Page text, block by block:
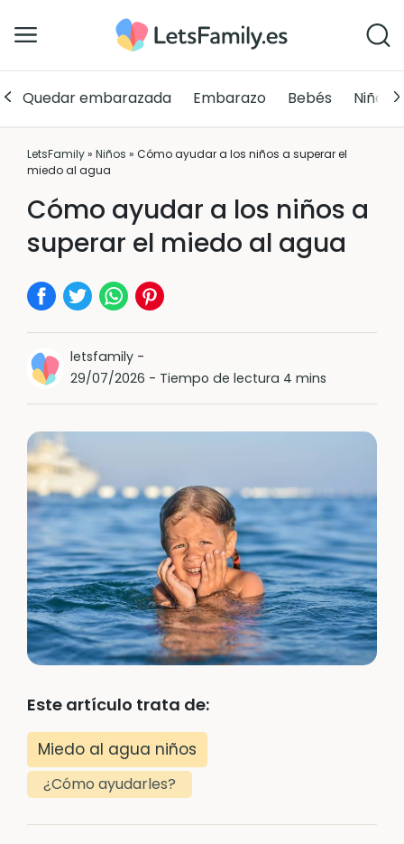
Quedar embarazada Embarazo Bebés Niños
LetsFamily» Niños » Cómo ayudar a los niños a superar el
miedo al agua
Cómo ayudar a los niños a
superar el miedo al agua
letsfamily-
29/07/2026 - Tiempo de lectura 4 mins
Este artículo trata de:
Miedo al agua niños
¿Cómo ayudarles?